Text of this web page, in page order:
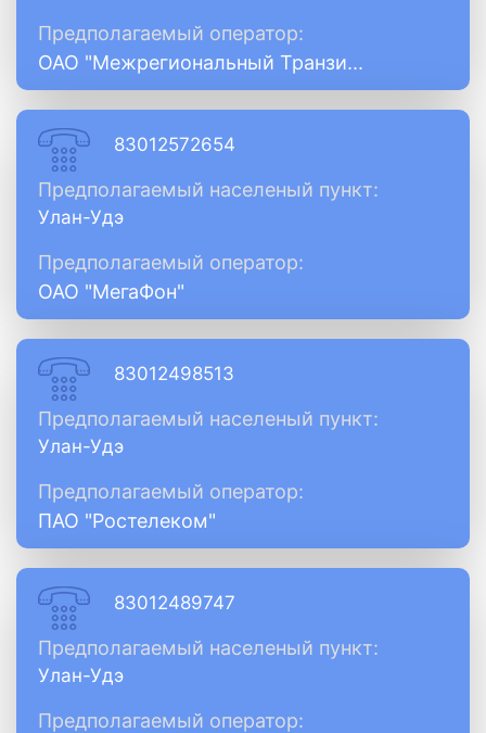
Предполагаемый оператор:
ОАО "Межрегиональный Транзи...
83012572654
Предполагаемый населеный пункт:
Улан-Удэ
Предполагаемый оператор:
ОАО "МегаФон"
83012498513
Предполагаемый населеный пункт:
Улан-Удэ
Предполагаемый оператор:
ПАО "Ростелеком"
83012489747
Предполагаемый населеный пункт:
Улан-Удэ
Предполагаемый оператор: